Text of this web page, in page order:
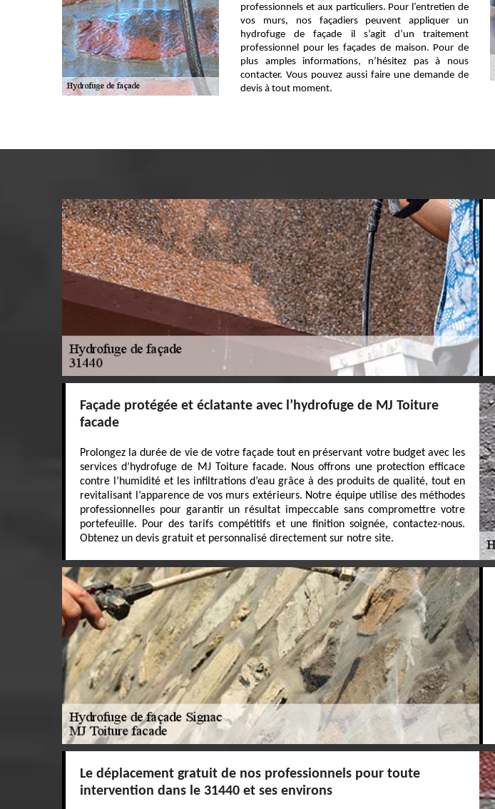
professionnels et aux particuliers. Pour l’entretien de
vos murs, nos façadiers peuvent appliquer un
hydrofuge de façade il s’agit d’un traitement
professionnel pour les façades de maison. Pour de
plus amples informations, n’hésitez pas à nous
contacter. Vous pouvez aussi faire une demande de
devis à tout moment.
Façade protégée et éclatante avec l’hydrofuge de MJ Toiture
facade
Prolongez la durée de vie de votre façade tout en préservant votre budget avec les
services d’hydrofuge de MJ Toiture facade. Nous offrons une protection efficace
contre l’humidité et les infiltrations d’eau grâce à des produits de qualité, tout en
revitalisant l’apparence de vos murs extérieurs. Notre équipe utilise des méthodes
professionnelles pour garantir un résultat impeccable sans compromettre votre
portefeuille. Pour des tarifs compétitifs et une finition soignée, contactez-nous.
Obtenez un devis gratuit et personnalisé directement sur notre site.
Le déplacement gratuit de nos professionnels pour toute
intervention dans le 31440 et ses environs